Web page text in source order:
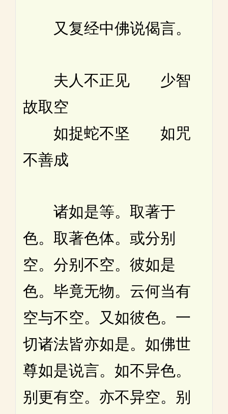
又复经中佛说偈言。
夫人不正见 少智
故取空
如捉蛇不坚 如咒
不善成
诸如是等。取著于
色。取著色体。或分别
空。分别不空。彼如是
色。毕竟无物。云何当有
空与不空。又如彼色。一
切诸法皆亦如是。如佛世
尊如是说言。如不异色。
别更有空。亦不异空。别